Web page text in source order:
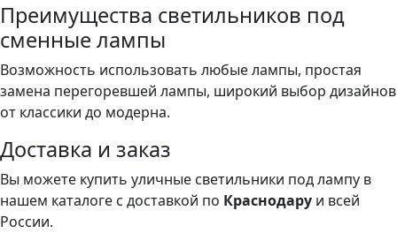
Преимущества светильников под
сменные лампы
Возможность использовать любые лампы, простая
замена перегоревшей лампы, широкий выбор дизайнов
от классики до модерна.
Доставка и заказ
Вы можете купить уличные светильники под лампу в
нашем каталоге с доставкой по Краснодару и всей
России.